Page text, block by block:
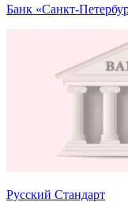
Банк «Санкт-
Русский Стандарт